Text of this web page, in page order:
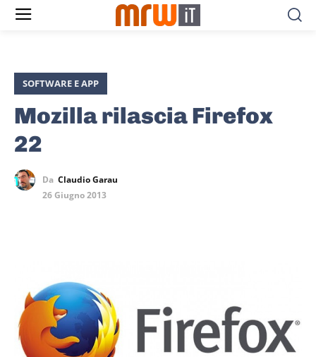
SOFTWARE E APP
Mozilla rilascia Firefox
22
Da Claudio Garau
26 Giugno 2013